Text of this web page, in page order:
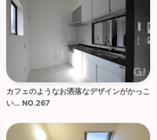
カフェのようなお洒落なデザインがかっこ
い... NO.267